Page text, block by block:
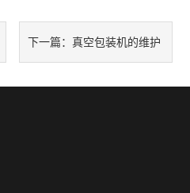
下一篇： 真空包装机的维护